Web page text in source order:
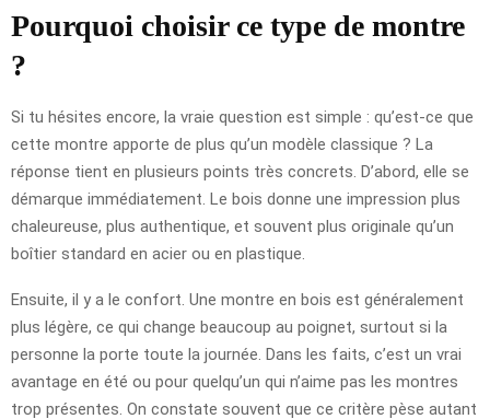
Pourquoi choisir ce type de montre
?
Si tu hésites encore, la vraie question est simple : qu’est-ce que
cette montre apporte de plus qu’un modèle classique ? La
réponse tient en plusieurs points très concrets. D’abord, elle se
démarque immédiatement. Le bois donne une impression plus
chaleureuse, plus authentique, et souvent plus originale qu’un
boîtier standard en acier ou en plastique.
Ensuite, il y a le confort. Une montre en bois est généralement
plus légère, ce qui change beaucoup au poignet, surtout si la
personne la porte toute la journée. Dans les faits, c’est un vrai
avantage en été ou pour quelqu’un qui n’aime pas les montres
trop présentes. On constate souvent que ce critère pèse autant